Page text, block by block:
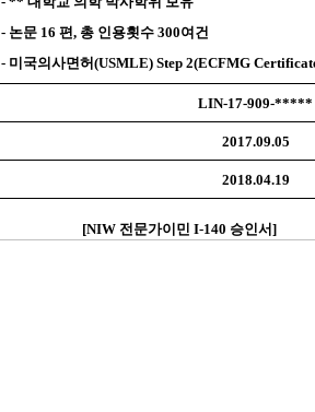
- 논문16 편, 총 인용횟수300여건
- 미국의사면허(USMLE) Step 2(ECFMG
LIN-17-909-*****
2017.09.05
2018.04.19
[NIW 전문가이민 I-140 승인서]